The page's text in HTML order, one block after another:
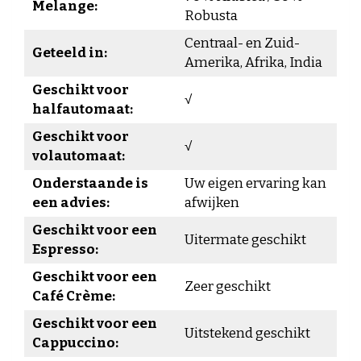
Melange:
Robusta
Geteeld in:
Centraal- en Zuid-
Amerika, Afrika, India
Geschikt voor
halfautomaat:
√
Geschikt voor
volautomaat:
√
Onderstaande is
een advies:
Uw eigen ervaring kan
afwijken
Geschikt voor een
Espresso:
Uitermate geschikt
Geschikt voor een
Café Crème:
Zeer geschikt
Geschikt voor een
Cappuccino:
Uitstekend geschikt